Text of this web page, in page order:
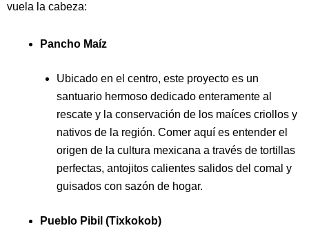
vuela la cabeza:
Pancho Maíz
Ubicado en el centro, este proyecto es un
santuario hermoso dedicado enteramente al
rescate y la conservación de los maíces criollos y
nativos de la región. Comer aquí es entender el
origen de la cultura mexicana a través de tortillas
perfectas, antojitos calientes salidos del comal y
guisados con sazón de hogar.
Pueblo Pibil (Tixkokob)